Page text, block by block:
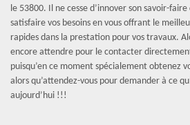
le 53800. Il ne cesse d’innover son savoir-
satisfaire vos besoins en vous offrant le
rapides dans la prestation pour vos travaux.
encore attendre pour le contacter
puisqu’en ce moment spécialement obtenez
alors qu’attendez-vous pour demander à ce
aujourd’hui !!!